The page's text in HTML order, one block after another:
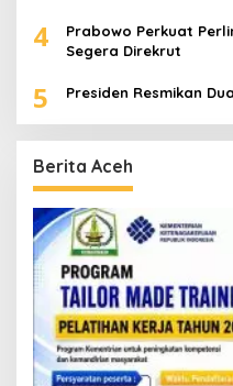
4
Prabowo Perkuat
Segera Direkrut
5 Presiden Resmikan
Berita Aceh